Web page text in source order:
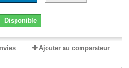
Disponible
Ajouter au comparateur